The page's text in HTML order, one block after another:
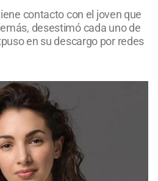
contacto con el joven que
desestimó cada uno de
en su descargo por redes